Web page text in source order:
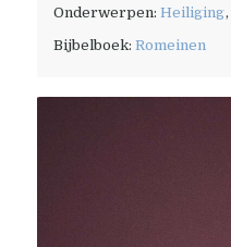
Onderwerpen:Heiliging
Bijbelboek:Romeinen